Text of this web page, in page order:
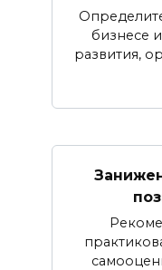
бизнесе
развития,